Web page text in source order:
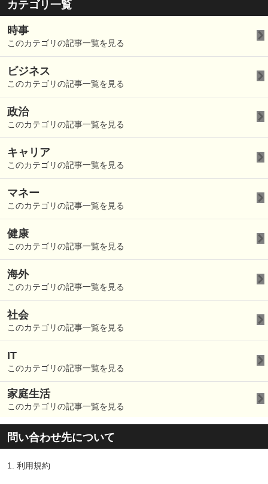
カテゴリ一覧
時事
このカテゴリの記事一覧を見る
ビジネス
このカテゴリの記事一覧を見る
政治
このカテゴリの記事一覧を見る
キャリア
このカテゴリの記事一覧を見る
マネー
このカテゴリの記事一覧を見る
健康
このカテゴリの記事一覧を見る
海外
このカテゴリの記事一覧を見る
社会
このカテゴリの記事一覧を見る
IT
このカテゴリの記事一覧を見る
家庭生活
このカテゴリの記事一覧を見る
問い合わせ先について
1. 利用規約